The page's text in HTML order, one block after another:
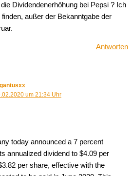
Dividendenerhöhung bei Pepsi ? Ich
außer der Bekanntgabe der
Antworten
um 21:34 Uhr
today announced a 7 percent
annualized dividend to $4.09 per
per share, effective with the